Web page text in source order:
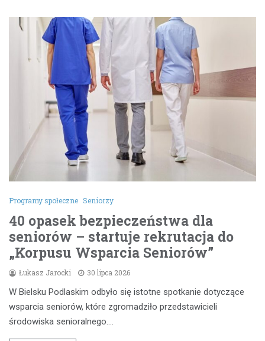
Programy społeczne Seniorzy
40 opasek bezpieczeństwa dla
seniorów – startuje rekrutacja do
„Korpusu Wsparcia Seniorów”
Łukasz Jarocki 30 lipca 2026
W Bielsku Podlaskim odbyło się istotne spotkanie dotyczące
wsparcia seniorów, które zgromadziło przedstawicieli
środowiska senioralnego.…